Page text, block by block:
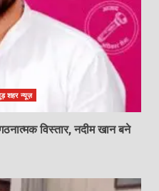
शहर न्यूज़
विस्तार, नदीम खान बने